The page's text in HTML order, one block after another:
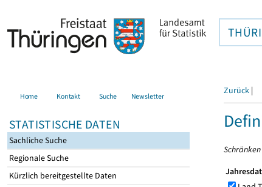
Home Kontakt Suche Newsletter
STATISTISCHE DATEN
Sachliche Suche
Regionale Suche
Kürzlich bereitgestellte Daten
Zurück |